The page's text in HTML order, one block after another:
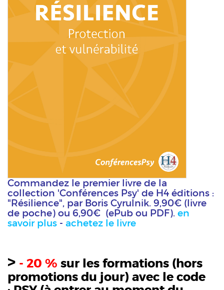
Commandez le premier livre de la
collection 'Conférences Psy' de H4 éditions :
"Résilience", par Boris Cyrulnik. 9,90€ (livre
de poche) ou 6,90€ (ePub ou PDF). en
savoir plus - achetez le livre
> - 20 % sur les formations (hors
promotions du jour) avec le code